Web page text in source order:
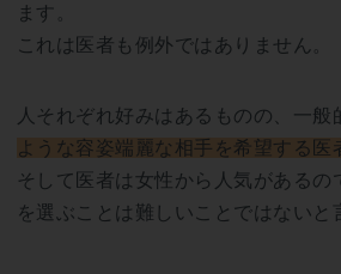
ます。
これは医者も例外ではありません。
人それぞれ好みはあるものの、一般
ような容姿端麗な相手を希望する医
そして医者は女性から人気があるの
を選ぶことは難しいことではないと